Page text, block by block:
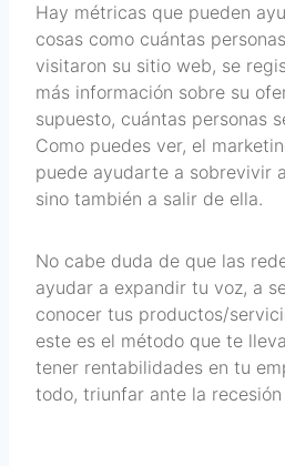
Hay métricas que pueden
cosas como cuántas
visitaron su sitio web, se
más información sobre su
supuesto, cuántas personas
Como puedes ver, el
puede ayudarte a sobrevivir
sino también a salir de ella.
No cabe duda de que las
ayudar a expandir tu voz, a
conocer tus productos/
este es el método que te
tener rentabilidades en tu
todo, triunfar ante la recesión